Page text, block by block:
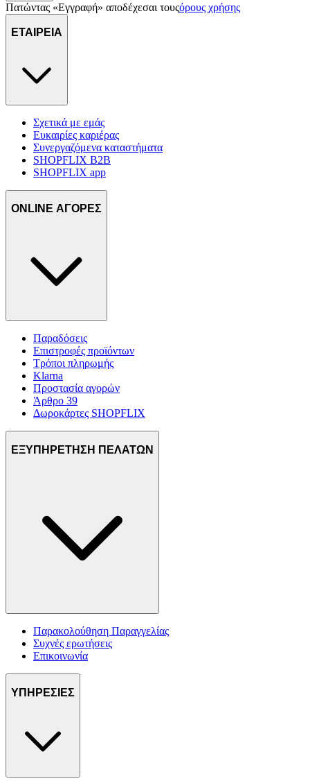
τοποθεσίας μας στους συνεργάτες μέσων κοινωνικής
Πατώντας «Εγγραφή» αποδέχεσαι τουςόρους χρήσης
ΕΤΑΙΡΕΙΑ
Σχετικά με εμάς
Ευκαιρίες καριέρας
Συνεργαζόμενα καταστήματα
SHOPFLIX B2B
SHOPFLIX app
ONLINE ΑΓΟΡΕΣ
Παραδόσεις
Επιστροφές προϊόντων
Τρόποι πληρωμής
Klarna
Προστασία αγορών
Άρθρο 39
Δωροκάρτες SHOPFLIX
ΕΞΥΠΗΡΕΤΗΣΗ ΠΕΛΑΤΩΝ
Παρακολούθηση Παραγγελίας
Συχνές ερωτήσεις
Επικοινωνία
ΥΠΗΡΕΣΙΕΣ